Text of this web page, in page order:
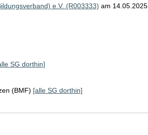
e.V. (R003333) am 14.05.2025
SG dorthin]
(BMF) [alle SG dorthin]